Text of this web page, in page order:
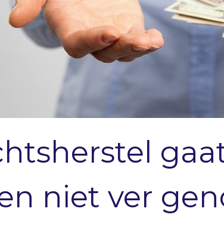
niet ver